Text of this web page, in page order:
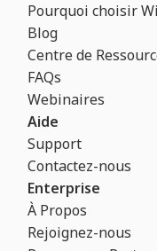
Pourquoi choisir
Blog
Centre de
FAQs
Webinaires
Aide
Support
Contactez-nous
Enterprise
À Propos
Rejoignez-nous